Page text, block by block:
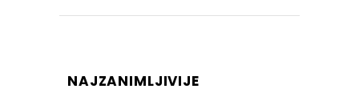
NAJZANIMLJIVIJE